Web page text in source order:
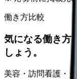
働き方比較
気になる働き方
しょう。
美容・訪問看護・